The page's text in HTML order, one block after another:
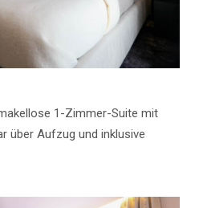
1-Zimmer-Suite mit
über Aufzug und inklusive